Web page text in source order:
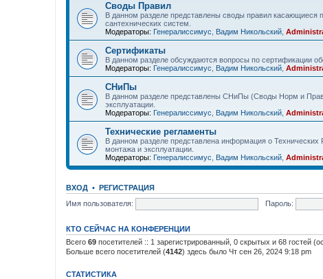
Своды Правил
В данном разделе представлены своды правил касающиеся
сантехнических систем.
Модераторы: Генералиссимус Вадим Никольский
Сертификаты
В данном разделе обсуждаются вопросы по сертификации
Модераторы: Генералиссимус Вадим Никольский
СНиПы
В данном разделе представлены СНиПы (Своды Норм и
эксплуатации.
Модераторы: Генералиссимус Вадим Никольский
Технические регламенты
В данном разделе представлена информация о
монтажа и эксплуатации.
Модераторы: Генералиссимус Вадим Никольский
ВХОД • РЕГИСТРАЦИЯ
Имя пользователя:
Пароль:
КТО СЕЙЧАС НА КОНФЕРЕНЦИИ
Всего 69 посетителей :: 1 зарегистрированный, 0 скрытых и 68 гостей
Больше всего посетителей (4142) здесь было Чт сен 26, 2024 9:18 pm
СТАТИСТИКА